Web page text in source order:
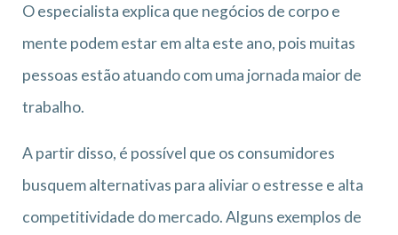
O especialista explica que negócios de corpo e
mente podem estar em alta este ano, pois muitas
pessoas estão atuando com uma jornada maior de
trabalho.
A partir disso, é possível que os consumidores
busquem alternativas para aliviar o estresse e alta
competitividade do mercado. Alguns exemplos de